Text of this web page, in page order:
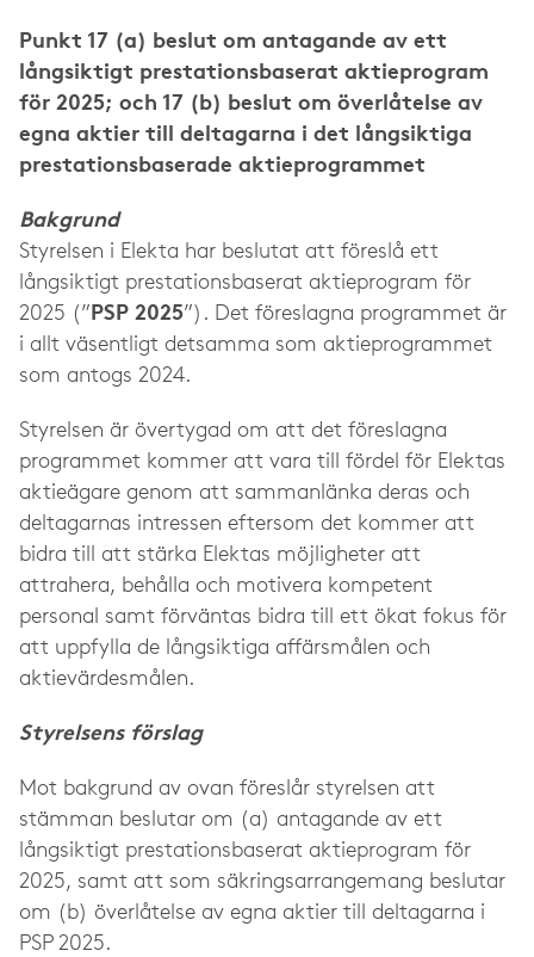
Punkt 17 (a) beslut om antagande av ett
långsiktigt prestationsbaserat aktieprogram
för 2025; och 17 (b) beslut om överlåtelse av
egna aktier till deltagarna i det långsiktiga
prestationsbaserade aktieprogrammet
Bakgrund
Styrelsen i Elekta har beslutat att föreslå ett
långsiktigt prestationsbaserat aktieprogram för
2025 (”PSP 2025”). Det föreslagna programmet är
i allt väsentligt detsamma som aktieprogrammet
som antogs 2024.
Styrelsen är övertygad om att det föreslagna
programmet kommer att vara till fördel för Elektas
aktieägare genom att sammanlänka deras och
deltagarnas intressen eftersom det kommer att
bidra till att stärka Elektas möjligheter att
attrahera, behålla och motivera kompetent
personal samt förväntas bidra till ett ökat fokus för
att uppfylla de långsiktiga affärsmålen och
aktievärdesmålen.
Styrelsens förslag
Mot bakgrund av ovan föreslår styrelsen att
stämman beslutar om (a) antagande av ett
långsiktigt prestationsbaserat aktieprogram för
2025, samt att som säkringsarrangemang beslutar
om (b) överlåtelse av egna aktier till deltagarna i
PSP 2025.